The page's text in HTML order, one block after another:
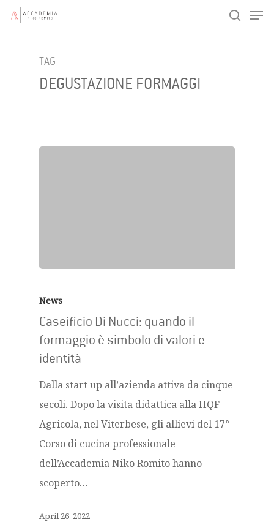
Skip
TAG
DEGUSTAZIONE FORMAGGI
News
Caseificio Di Nucci: quando il
formaggio è simbolo di valori e
identità
Dalla start up all’azienda attiva da cinque
secoli. Dopo la visita didattica alla HQF
Agricola, nel Viterbese, gli allievi del 17°
Corso di cucina professionale
dell’Accademia Niko Romito hanno
scoperto…
April 26, 2022